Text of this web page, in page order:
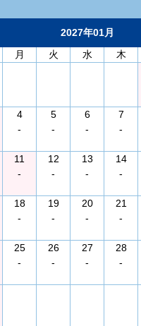
2027年01月
月 火 水 木
4
-
5
-
6
-
7
-
11
-
12
-
13
-
14
-
18
-
19
-
20
-
21
-
25
-
26
-
27
-
28
-